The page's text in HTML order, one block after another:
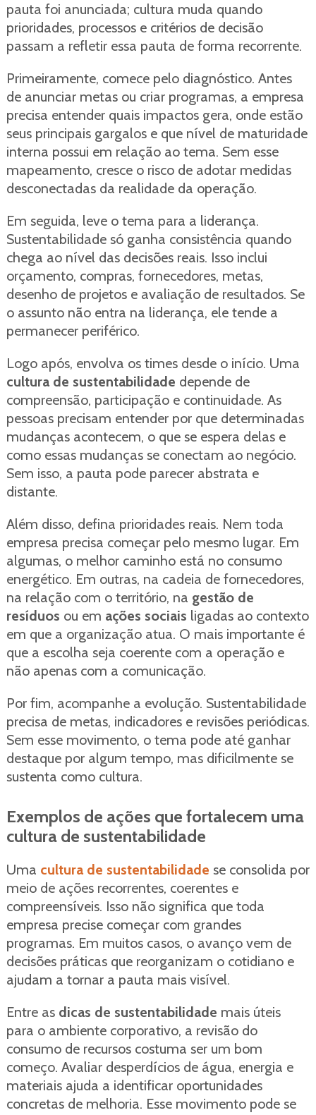
pauta foi anunciada; cultura muda quando
prioridades, processos e critérios de decisão
passam a refletir essa pauta de forma recorrente.
Primeiramente, comece pelo diagnóstico. Antes
de anunciar metas ou criar programas, a empresa
precisa entender quais impactos gera, onde estão
seus principais gargalos e que nível de maturidade
interna possui em relação ao tema. Sem esse
mapeamento, cresce o risco de adotar medidas
desconectadas da realidade da operação.
Em seguida, leve o tema para a liderança.
Sustentabilidade só ganha consistência quando
chega ao nível das decisões reais. Isso inclui
orçamento, compras, fornecedores, metas,
desenho de projetos e avaliação de resultados. Se
o assunto não entra na liderança, ele tende a
permanecer periférico.
Logo após, envolva os times desde o início. Uma
cultura de sustentabilidade depende de
compreensão, participação e continuidade. As
pessoas precisam entender por que determinadas
mudanças acontecem, o que se espera delas e
como essas mudanças se conectam ao negócio.
Sem isso, a pauta pode parecer abstrata e
distante.
Além disso, defina prioridades reais. Nem toda
empresa precisa começar pelo mesmo lugar. Em
algumas, o melhor caminho está no consumo
energético. Em outras, na cadeia de fornecedores,
na relação com o território, na gestão de
resíduos ou em ações sociais ligadas ao contexto
em que a organização atua. O mais importante é
que a escolha seja coerente com a operação e
não apenas com a comunicação.
Por fim, acompanhe a evolução. Sustentabilidade
precisa de metas, indicadores e revisões periódicas.
Sem esse movimento, o tema pode até ganhar
destaque por algum tempo, mas dificilmente se
sustenta como cultura.
Exemplos de ações que fortalecem uma
cultura de sustentabilidade
Uma cultura de sustentabilidade se consolida por
meio de ações recorrentes, coerentes e
compreensíveis. Isso não significa que toda
empresa precise começar com grandes
programas. Em muitos casos, o avanço vem de
decisões práticas que reorganizam o cotidiano e
ajudam a tornar a pauta mais visível.
Entre as dicas de sustentabilidade mais úteis
para o ambiente corporativo, a revisão do
consumo de recursos costuma ser um bom
começo. Avaliar desperdícios de água, energia e
materiais ajuda a identificar oportunidades
concretas de melhoria. Esse movimento pode se